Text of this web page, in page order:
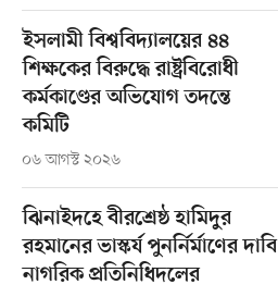
ইসলামী বিশ্ববিদ্যালয়ের ৪৪
শিক্ষকের বিরুদ্ধে রাষ্ট্রবিরোধী
কর্মকাণ্ডের অভিযোগ তদন্তে
কমিটি
০৬ আগস্ট ২০২৬
ঝিনাইদহে বীরশ্রেষ্ঠ হামিদুর
রহমানের ভাস্কর্য পুনর্নির্মাণের দাবি
নাগরিক প্রতিনিধিদলের